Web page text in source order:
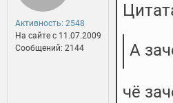
Активность: 2548
На сайте c 11.07.2009
Сообщений: 2144
А
чё